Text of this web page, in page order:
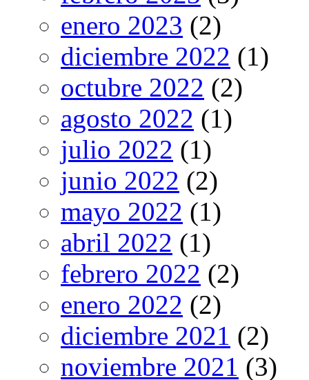
enero 2023 (2)
diciembre 2022 (1)
octubre 2022 (2)
agosto 2022 (1)
julio 2022 (1)
junio 2022 (2)
mayo 2022 (1)
abril 2022 (1)
febrero 2022 (2)
enero 2022 (2)
diciembre 2021 (2)
noviembre 2021 (3)